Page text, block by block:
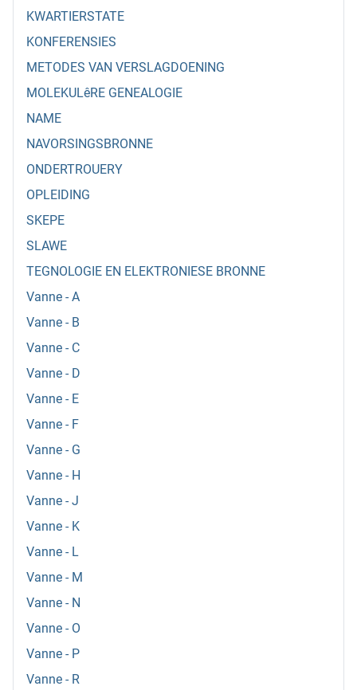
KWARTIERSTATE
KONFERENSIES
METODES VAN VERSLAGDOENING
MOLEKULêRE GENEALOGIE
NAME
NAVORSINGSBRONNE
ONDERTROUERY
OPLEIDING
SKEPE
SLAWE
TEGNOLOGIE EN ELEKTRONIESE BRONNE
Vanne - A
Vanne - B
Vanne - C
Vanne - D
Vanne - E
Vanne - F
Vanne - G
Vanne - H
Vanne - J
Vanne - K
Vanne - L
Vanne - M
Vanne - N
Vanne - O
Vanne - P
Vanne - R